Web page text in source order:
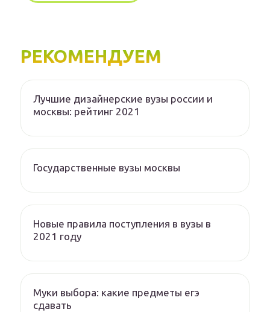
РЕКОМЕНДУЕМ
Лучшие дизайнерские вузы россии и
москвы: рейтинг 2021
Государственные вузы москвы
Новые правила поступления в вузы в
2021 году
Муки выбора: какие предметы егэ
сдавать